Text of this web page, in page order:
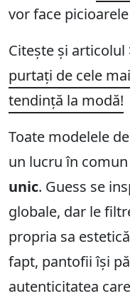
vor face
Citește și articolul
purtați de cele
tendință la modă!
Toate modelele
un lucru în comun
unic. Guess se
globale, dar le
propria sa
fapt, pantofii își
autenticitatea